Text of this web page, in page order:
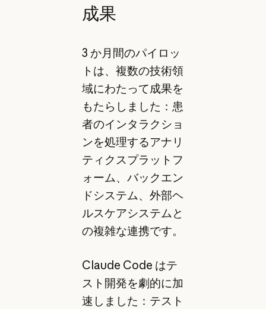
成果
3 か月間のパイロッ
トは、複数の技術領
域にわたって成果を
もたらしました：患
者のインタラクショ
ンを処理するアナリ
ティクスプラットフ
ォーム、バックエン
ドシステム、外部ヘ
ルスケアシステムと
の複雑な連携です。
Claude Code はテ
スト開発を劇的に加
速しました：テスト